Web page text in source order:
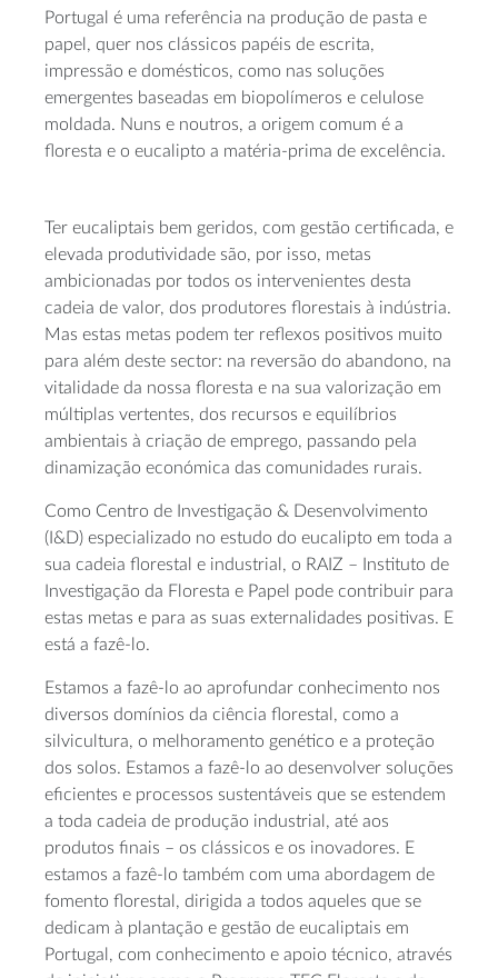
Portugal é uma referência na produção de pasta e
papel, quer nos clássicos papéis de escrita,
impressão e domésticos, como nas soluções
emergentes baseadas em biopolímeros e celulose
moldada. Nuns e noutros, a origem comum é a
floresta e o eucalipto a matéria-prima de excelência.
Ter eucaliptais bem geridos, com gestão certificada, e
elevada produtividade são, por isso, metas
ambicionadas por todos os intervenientes desta
cadeia de valor, dos produtores florestais à indústria.
Mas estas metas podem ter reflexos positivos muito
para além deste sector: na reversão do abandono, na
vitalidade da nossa floresta e na sua valorização em
múltiplas vertentes, dos recursos e equilíbrios
ambientais à criação de emprego, passando pela
dinamização económica das comunidades rurais.
Como Centro de Investigação & Desenvolvimento
(I&D) especializado no estudo do eucalipto em toda a
sua cadeia florestal e industrial, o RAIZ – Instituto de
Investigação da Floresta e Papel pode contribuir para
estas metas e para as suas externalidades positivas. E
está a fazê-lo.
Estamos a fazê-lo ao aprofundar conhecimento nos
diversos domínios da ciência florestal, como a
silvicultura, o melhoramento genético e a proteção
dos solos. Estamos a fazê-lo ao desenvolver soluções
eficientes e processos sustentáveis que se estendem
a toda cadeia de produção industrial, até aos
produtos finais – os clássicos e os inovadores. E
estamos a fazê-lo também com uma abordagem de
fomento florestal, dirigida a todos aqueles que se
dedicam à plantação e gestão de eucaliptais em
Portugal, com conhecimento e apoio técnico, através